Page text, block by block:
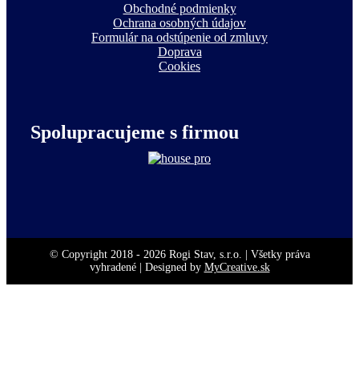
Obchodné podmienky
Ochrana osobných údajov
Formulár na odstúpenie od zmluvy
Doprava
Cookies
Spolupracujeme s firmou
© Copyright 2018 - 2026 Rogi Stav, s.r.o. | Všetky práva
vyhradené | Designed by MyCreative.sk